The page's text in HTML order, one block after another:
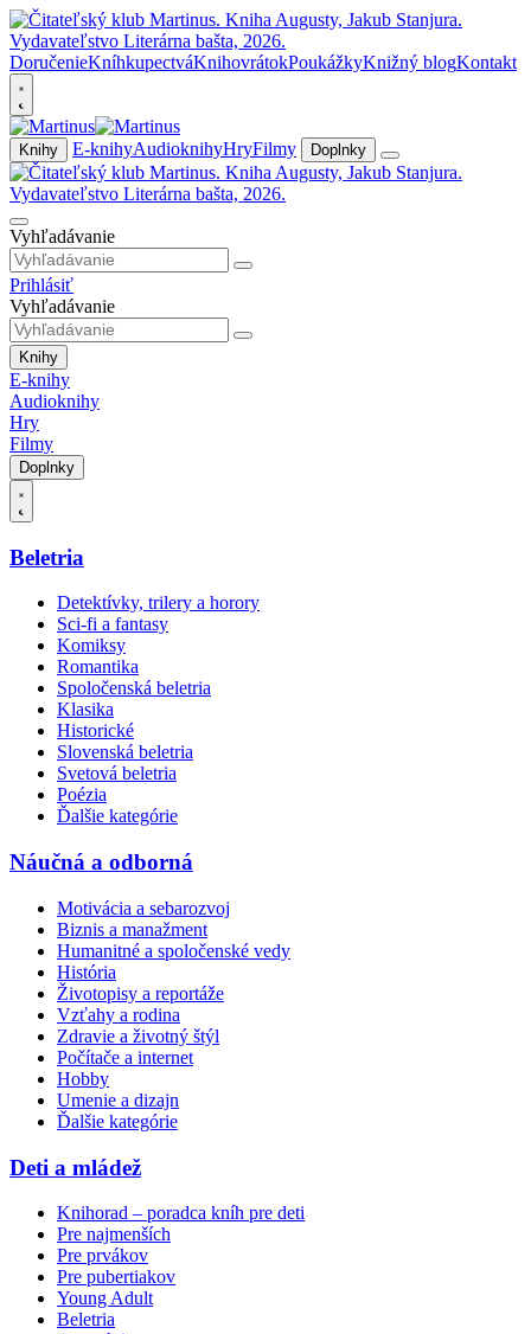
DoručenieKníhkupectváKnihovrátokPoukážkyKnižný blogKontakt
Knihy E-knihyAudioknihyHryFilmy Doplnky
Vyhľadávanie
Prihlásiť
Vyhľadávanie
Knihy
E-knihy
Audioknihy
Hry
Filmy
Doplnky
Beletria
Detektívky, trilery a horory
Sci-fi a fantasy
Komiksy
Romantika
Spoločenská beletria
Klasika
Historické
Slovenská beletria
Svetová beletria
Poézia
Ďalšie kategórie
Náučná a odborná
Motivácia a sebarozvoj
Biznis a manažment
Humanitné a spoločenské vedy
História
Životopisy a reportáže
Vzťahy a rodina
Zdravie a životný štýl
Počítače a internet
Hobby
Umenie a dizajn
Ďalšie kategórie
Deti a mládež
Knihorad – poradca kníh pre deti
Pre najmenších
Pre prvákov
Pre pubertiakov
Young Adult
Beletria